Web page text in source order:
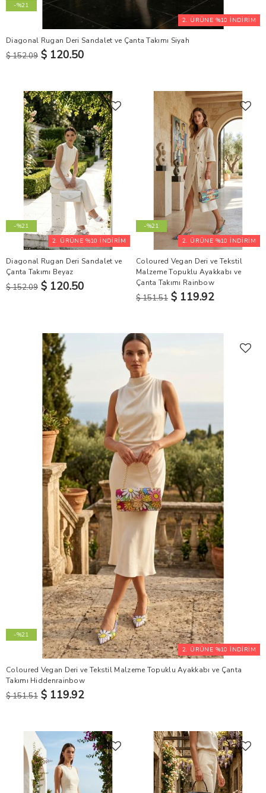
2. ÜRÜNE %10 İNDİRİM
-%21
Diagonal Rugan Deri Sandalet ve Çanta Takımı Siyah
$ 152.09 $ 120.50
2. ÜRÜNE %10 İNDİRİM
-%21
Diagonal Rugan Deri Sandalet ve
Çanta Takımı Beyaz
$ 152.09 $ 120.50
2. ÜRÜNE %10 İNDİRİM
-%21
Coloured Vegan Deri ve Tekstil
Malzeme Topuklu Ayakkabı ve
Çanta Takımı Rainbow
$ 151.51 $ 119.92
2. ÜRÜNE %10 İNDİRİM
-%21
Coloured Vegan Deri ve Tekstil Malzeme Topuklu Ayakkabı ve Çanta
Takımı Hiddenrainbow
$ 151.51 $ 119.92